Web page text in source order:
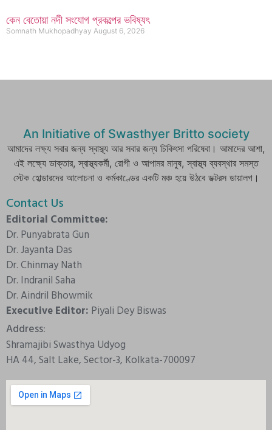
কেন বেতোয়া নদী সংযোগ প্রকল্পের ভবিষ্যৎ
Somnath Mukhopadhyay August 6, 2026
An Initiative of Swasthyer Britto society
আমাদের লক্ষ্য সবার জন্য স্বাস্থ্য আর সবার জন্য চিকিৎসা পরিষেবা। আমাদের আশা,
এই লক্ষ্যে ডাক্তার, স্বাস্থ্যকর্মী, রোগী ও আপামর মানুষ, স্বাস্থ্য ব্যবস্থার সমস্ত
স্টেক হোল্ডারদের আলোচনা ও কর্মকাণ্ডের একটি মঞ্চ হয়ে উঠবে ডক্টরস ডায়ালগ।
Contact Us
Editorial Committee:
Dr. Punyabrata Gun
Dr. Jayanta Das
Dr. Chinmay Nath
Dr. Indranil Saha
Dr. Aindril Bhowmik
Executive Editor: Piyali Dey Biswas
Address:
Shramajibi Swasthya Udyog
HA 44, Salt Lake, Sector-3, Kolkata-700097